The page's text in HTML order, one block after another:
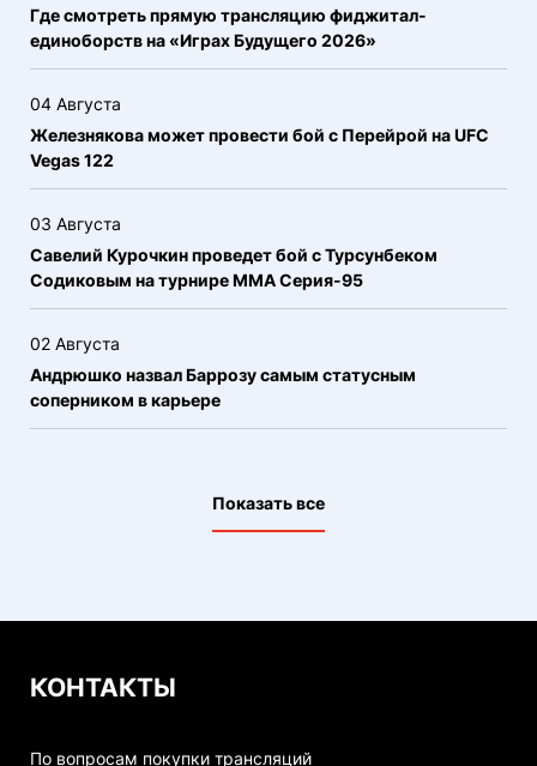
Показать все
Где смотреть прямую трансляцию фиджитал-
единоборств на «Играх Будущего 2026»
04 Августа
Железнякова может провести бой с Перейрой на UFC
Vegas 122
03 Августа
Савелий Курочкин проведет бой с Турсунбеком
Содиковым на турнире ММА Серия-95
02 Августа
Андрюшко назвал Баррозу самым статусным
соперником в карьере
КОНТАКТЫ
По вопросам покупки трансляций